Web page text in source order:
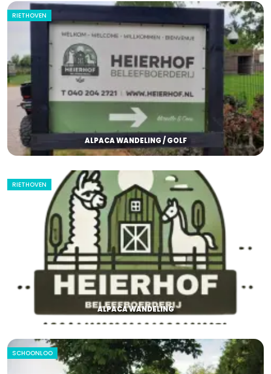
RIETHOVEN
ALPACA WANDELING / GOLF
RIETHOVEN
ALPACA WANDELING
SCHOONLOO